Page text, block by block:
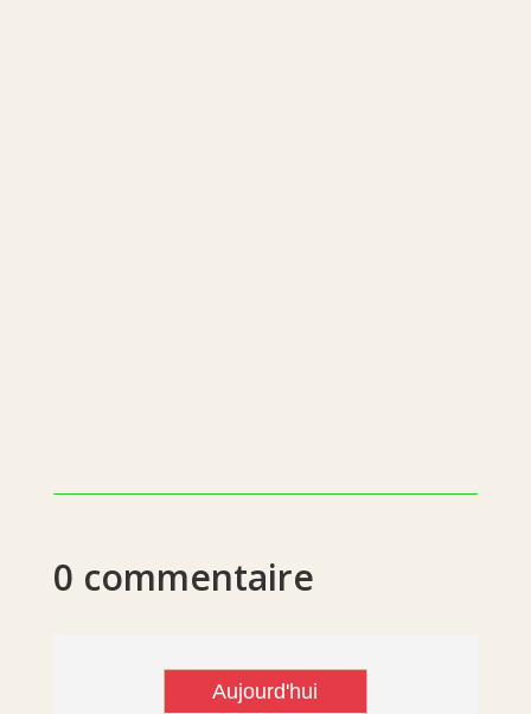
0 commentaire
Aujourd'hui